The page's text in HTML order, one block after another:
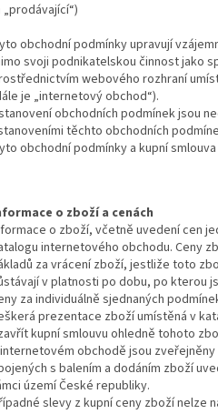
obchodní podmínky upravují
svoji podnikatelskou činnost jako
webového rozhraní
je „internetový obchod“).
obchodních podmínek jsou
těchto obchodních
obchodní podmínky a kupní
o zboží a cenách
o zboží, včetně uvedení cen
internetového obchodu. Ceny
za vrácení zboží, jestliže toto
v platnosti po dobu, po kterou
za individuálně sjednaných
prezentace zboží umístěná v
kupní smlouvu ohledně tohoto
obchodě jsou
s balením a dodáním zboží
území České republiky.
slevy z kupní ceny zboží nelze